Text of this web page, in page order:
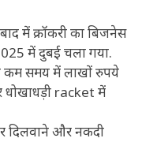
में क्रॉकरी का बिजनेस
में दुबई चला गया.
कम समय में लाखों रुपये
धोखाधड़ी racket में
दिलवाने और नकदी